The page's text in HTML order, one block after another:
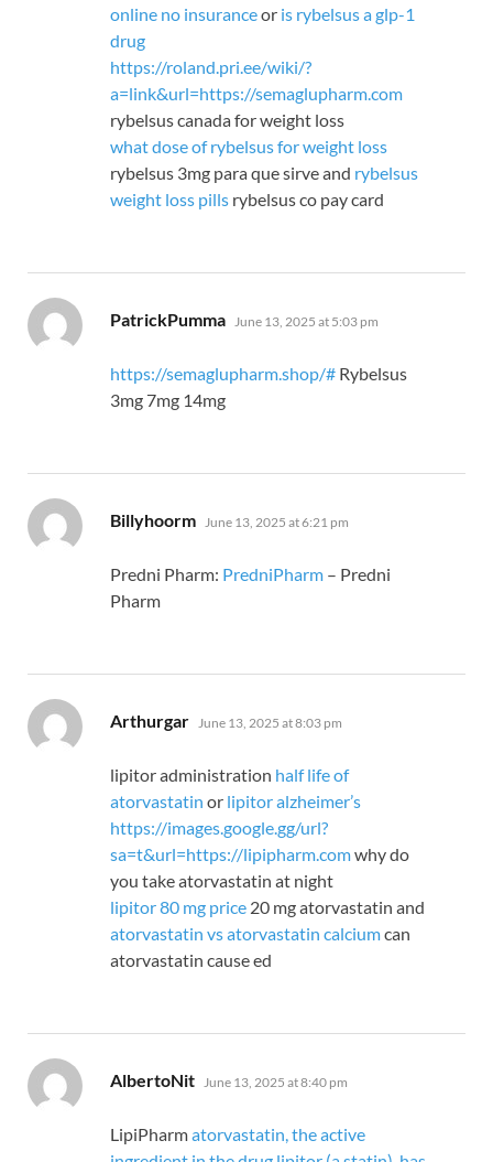
online no insuranceor is rybelsus a glp-1
drug
https://roland.pri.ee/wiki/?
a=link&url=https://semaglupharm.com
rybelsus canada for weight loss
what dose of rybelsus for weight loss
rybelsus 3mg para que sirve and rybelsus
weight loss pills rybelsus co pay card
PatrickPumma says:
June 13, 2025 at 5:03 pm
https://semaglupharm.shop/# Rybelsus
3mg 7mg 14mg
Billyhoorm says:
June 13, 2025 at 6:21 pm
Predni Pharm: PredniPharm – Predni
Pharm
Arthurgar says:
June 13, 2025 at 8:03 pm
lipitor administration half life of
atorvastatin or lipitor alzheimer’s
https://images.google.gg/url?
sa=t&url=https://lipipharm.comwhy do
you take atorvastatin at night
lipitor 80 mg price 20 mg atorvastatin and
atorvastatin vs atorvastatin calciumcan
atorvastatin cause ed
AlbertoNit says:
June 13, 2025 at 8:40 pm
LipiPharmatorvastatin, the active